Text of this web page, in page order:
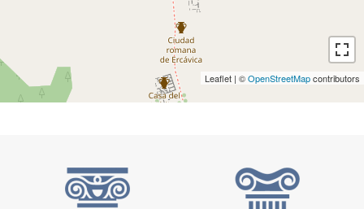
Leaflet | ©OpenStreetMapcontributors